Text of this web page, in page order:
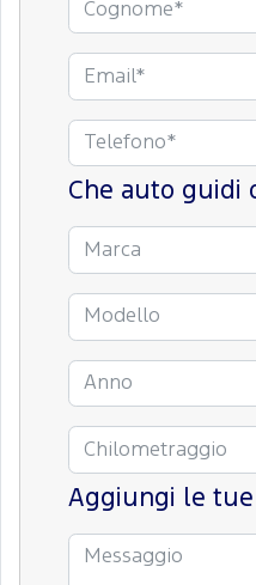
Che auto guidi
Aggiungi le